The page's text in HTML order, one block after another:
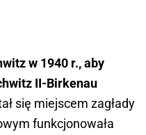
w 1940 r., aby
II-Birkenau
się miejscem zagłady
funkcjonowała